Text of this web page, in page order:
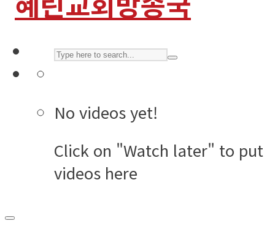
No videos yet!
Click on "Watch later" to put
videos here